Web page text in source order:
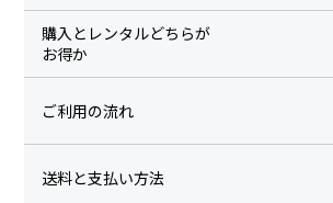
購入とレンタルどちらが
お得か
ご利用の流れ
送料と支払い方法